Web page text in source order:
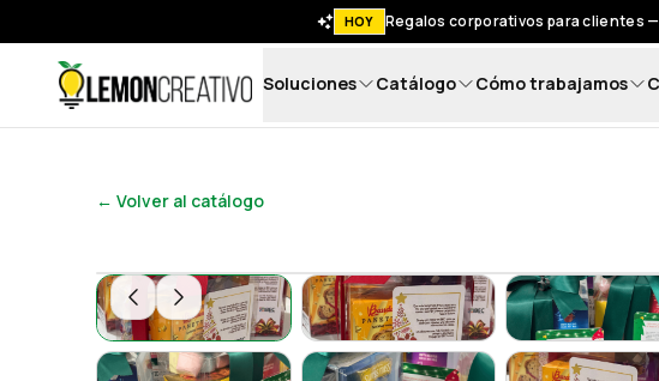
HOY Regalos corporativos para clientes
Lemon Creativo
Soluciones Catálogo Cómo trabajamos
← Volver al catálogo
Set de regalo: "Una dulce pausa para celebrar juntos la
Set de regalo: "Una dulce pausa
Set de